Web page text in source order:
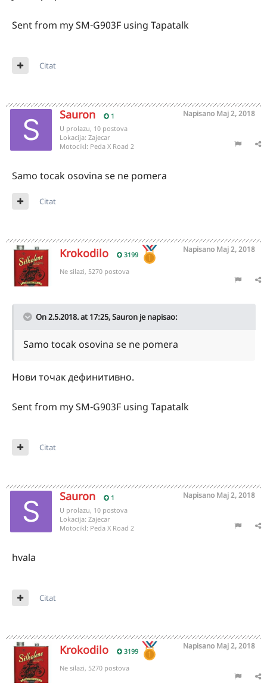
Sent from my SM-G903F using Tapatalk
Citat
Sauron 1 Napisano Maj 2, 2018
U prolazu, 10 postova
Lokacija: Zajecar
Motocikl: Peda X Road 2
Samo tocak osovina se ne pomera
Citat
Krokodilo 3199
Napisano Maj 2, 2018
Ne silazi, 5270 postova
On 2.5.2018. at 17:25,Sauron je napisao:
Samo tocak osovina se ne pomera
Нови точак дефинитивно.
Sent from my SM-G903F using Tapatalk
Citat
Sauron 1 Napisano Maj 2, 2018
U prolazu, 10 postova
Lokacija: Zajecar
Motocikl: Peda X Road 2
hvala
Citat
Krokodilo 3199
Napisano Maj 2, 2018
Ne silazi, 5270 postova